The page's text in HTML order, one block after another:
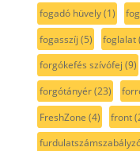
fogadó hüvely(1)
fogasszíj (5) foglalat
forgókefés szívófej (9)
forgótányér(23)
FreshZone (4) front